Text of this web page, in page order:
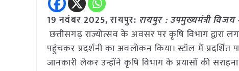
19 नवंबर 2025,रायपुर: रायपुर : उपमुख्यमंत्री
छत्तीसगढ़ राज्योत्सव के अवसर पर कृषि विभाग द्वारा
पहुंचकर प्रदर्शनी का अवलोकन किया। स्टॉल में
जानकारी लेकर उन्होंने कृषि विभाग के प्रयासों की